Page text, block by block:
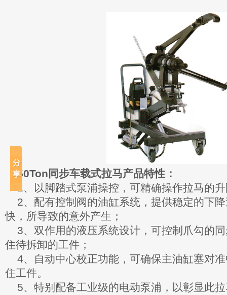
50Ton同步车载式拉马产品特性：
1、以脚踏式泵浦操控，可精确操作拉马的
2、配有控制阀的油缸系统，提供稳定的下
快，所导致的意外产生；
3、双作用的液压系统设计，可控制爪勾的
住待拆卸的工件；
4、自动中心校正功能，可确保主油缸塞对
住工件。
5、特别配备工业级的电动泵浦，以彰显此